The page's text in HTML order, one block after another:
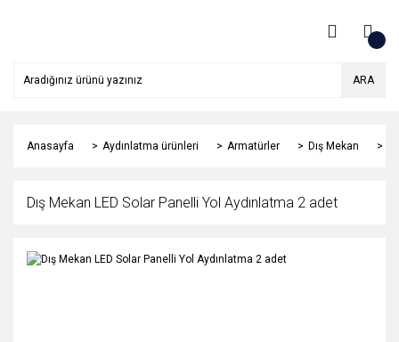
ARA
Anasayfa Aydınlatma ürünleri Armatürler Dış Mekan
Dış Mekan LED Solar Panelli Yol Aydınlatma 2 adet